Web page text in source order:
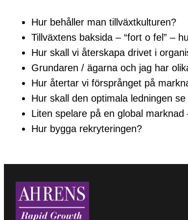
Hur behåller man tillväxtkulturen?
Tillväxtens baksida – “fort o fel” –
Hur skall vi återskapa drivet i
Grundaren / ägarna och jag har
Hur återtar vi försprånget på
Hur skall den optimala ledningen
Liten spelare på en global
Hur bygga rekryteringen?